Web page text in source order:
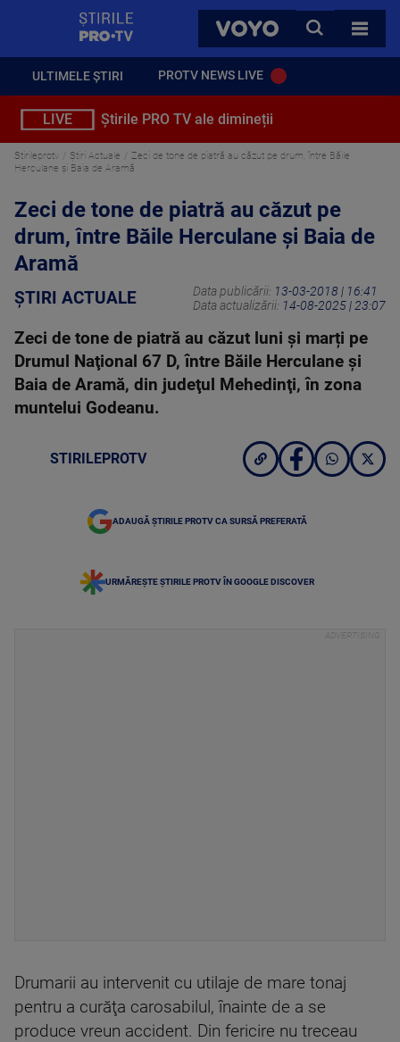
VOYO
CAUTA
TOATE
ULTIMELE ȘTIRI PROTV NEWS LIVE
LIVE Știrile PRO TV ale dimineții
Stirileprotv Știri Actuale
Zeci de tone de piatră au căzut pe drum, între Băile
Herculane şi Baia de Aramă
Zeci de tone de piatră au căzut pe
drum, între Băile Herculane şi Baia de
Aramă
ȘTIRI ACTUALE Data publicării: 13-03-2018 | 16:41
Data actualizării: 14-08-2025 | 23:07
Zeci de tone de piatră au căzut luni și marți pe
Drumul Naţional 67 D, între Băile Herculane şi
Baia de Aramă, din judeţul Mehedinţi, în zona
muntelui Godeanu.
STIRILEPROTV
ADAUGĂ ȘTIRILE PROTV CA SURSĂ PREFERATĂ
URMĂREȘTE ȘTIRILE PROTV ÎN GOOGLE DISCOVER
Drumarii au intervenit cu utilaje de mare tonaj
pentru a curăţa carosabilul, înainte de a se
produce vreun accident. Din fericire nu treceau